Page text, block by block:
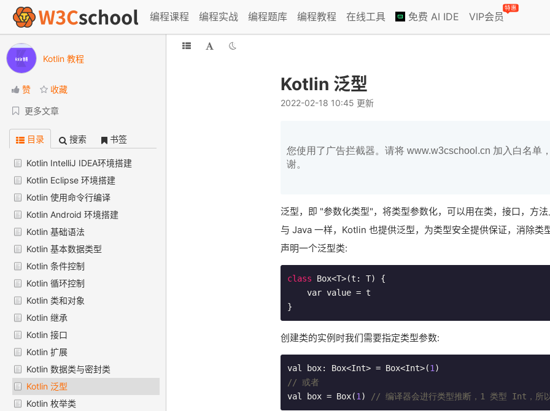
编程课程 编程实战 编程题库 编程教程 在线工具 免费 AI IDE VIP会员
特惠
Kotlin 教程
赞 收藏
更多文章
目录 搜索 书签
Kotlin IntelliJ IDEA环境搭建
Kotlin Eclipse 环境搭建
Kotlin 使用命令行编译
Kotlin Android 环境搭建
Kotlin 基础语法
Kotlin 基本数据类型
Kotlin 条件控制
Kotlin 循环控制
Kotlin 类和对象
Kotlin 继承
Kotlin 接口
Kotlin 扩展
Kotlin 数据类与密封类
Kotlin 泛型
Kotlin 枚举类
Kotlin 泛型
2022-02-18 10:45 更新
您使用了广告拦截器。请将 www.w3cschool.cn 加入白名单
谢。
泛型，即 "参数化类型"，将类型参数化，可以用在类，接口，方法
与 Java 一样，Kotlin 也提供泛型，为类型安全提供保证，消除类
声明一个泛型类:
class Box<T>(t : T) {
}
创建类的实例时我们需要指定类型参数:
val box: Box<Int> = Box<Int>(1
// 或者
val box = Box(1 ) // 编译器会进行类型推断，1 类型 Int，所